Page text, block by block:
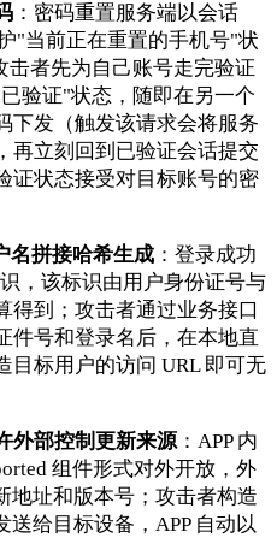
：密码重置服务端以会话
"当前正在重置的手机号"状
击者先为自己账号走完验证
验证"状态，随即在另一个
下发（触发该请求会将服务
再立刻回到已验证会话提交
证状态接受对目标账号的密
名拼接哈希生成 ：登录成功
，该标识由用户身份证号与
得到；攻击者通过业务接口
件号和登录名后，在本地直
目标用户的访问 URL 即可无
外部控制更新来源：APP 内
组件形式对外开放，外
地址和版本号；攻击者构造
给目标设备，APP 自动以